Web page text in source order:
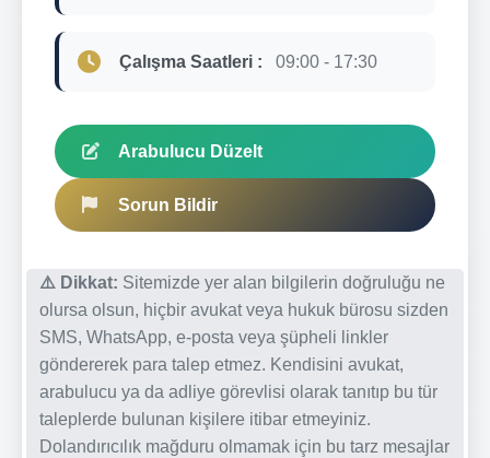
Çalışma Saatleri : 09:00 - 17:30
Arabulucu Düzelt
Sorun Bildir
⚠️ Dikkat: Sitemizde yer alan bilgilerin doğruluğu ne
olursa olsun, hiçbir avukat veya hukuk bürosu sizden
SMS, WhatsApp, e-posta veya şüpheli linkler
göndererek para talep etmez. Kendisini avukat,
arabulucu ya da adliye görevlisi olarak tanıtıp bu tür
taleplerde bulunan kişilere itibar etmeyiniz.
Dolandırıcılık mağduru olmamak için bu tarz mesajlar